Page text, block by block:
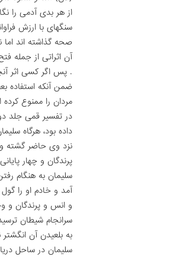
از هر بدى آدمى را
سنگهاى با ارزش
صحه گذاشته اند اما
آن اثراتى از جمله
. پس اگر کسى اثر
ضمن آنکه استفاده
مردان را ممنوع کرده
در تفسیر قمى جلد
داده بود، هرگاه
نزد وى حاضر گشته
پرندگان و چهار
سلیمان به هنگام
آمد و خادم او را
و انس و پرندگان
سرانجام شیطان
به بلعیدن آن
سلیمان در ساحل